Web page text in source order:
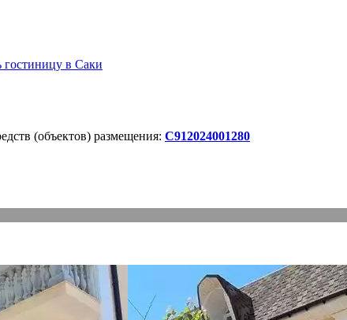
гостиницу в Саки
(объектов) размещения: С912024001280